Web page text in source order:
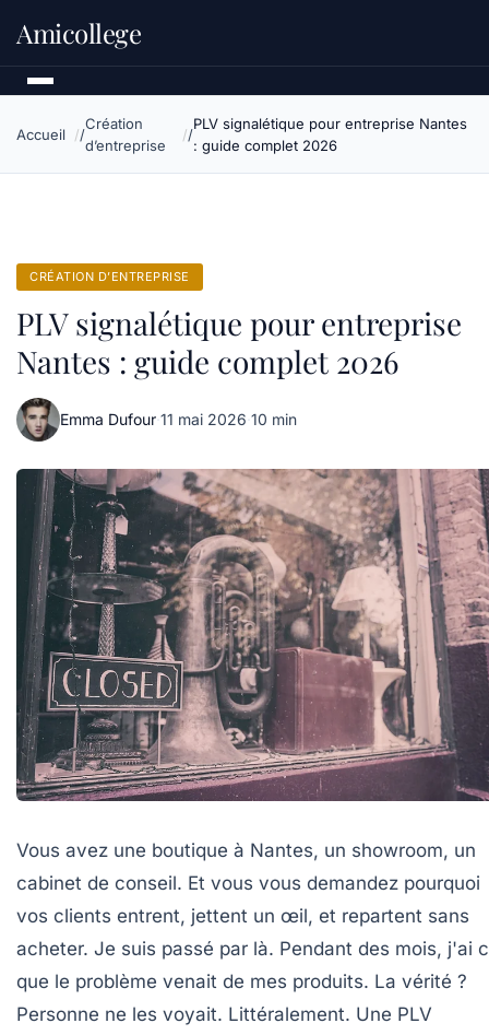
Amicollege
Accueil
Création
d’entreprise
PLV signalétique pour entreprise Nantes
: guide complet 2026
CRÉATION D’ENTREPRISE
PLV signalétique pour entreprise
Nantes : guide complet 2026
Emma Dufour·11 mai 2026·10 min
Vous avez une boutique à Nantes, un showroom, un
cabinet de conseil. Et vous vous demandez pourquoi
vos clients entrent, jettent un œil, et repartent sans
acheter. Je suis passé par là. Pendant des mois, j'ai
que le problème venait de mes produits. La vérité ?
Personne ne les voyait. Littéralement. Une PLV